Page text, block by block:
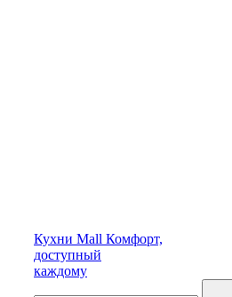
Кухни Mall Комфорт,
доступный
каждому